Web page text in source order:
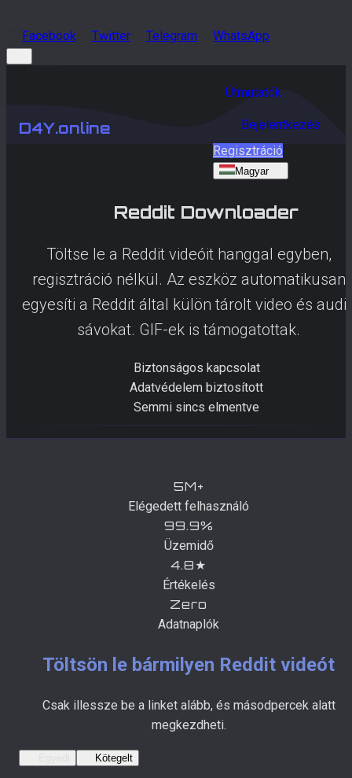
Facebook Twitter Telegram WhatsApp
D4Y.online
Útmutatók
Bejelentkezés
Regisztráció
Magyar
Reddit Downloader
Töltse le a Reddit videóit hanggal egyben,
regisztráció nélkül. Az eszköz automatikusan
egyesíti a Reddit által külön tárolt video és
sávokat. GIF-ek is támogatottak.
Biztonságos kapcsolat
Adatvédelem biztosított
Semmi sincs elmentve
5M+
Elégedett felhasználó
99.9%
Üzemidő
4.8★
Értékelés
Zero
Adatnaplók
Töltsön le bármilyen Reddit videót
Csak illessze be a linket alább, és másodpercek alatt
megkezdheti.
Kötegelt